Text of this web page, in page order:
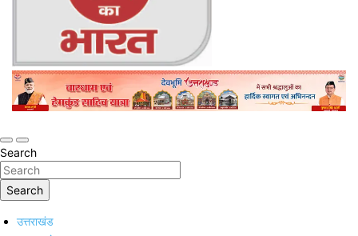
Jan Jan Ka Bharat
Online Trending Hindi News Website
Search
Search
उत्तराखंड